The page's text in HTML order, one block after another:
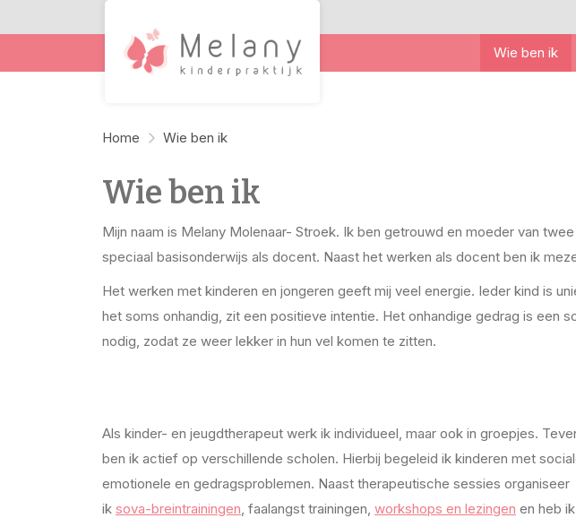
Wie ben ik
Home Wie ben ik
Wie ben ik
Mijn naam is Melany Molenaar- Stroek. Ik ben getrouwd en moeder van
speciaal basisonderwijs als docent. Naast het werken als docent ben ik
Het werken met kinderen en jongeren geeft mij veel energie. Ieder kind is
het soms onhandig, zit een positieve intentie. Het onhandige gedrag is een
nodig, zodat ze weer lekker in hun vel komen te zitten.
Als kinder- en jeugdtherapeut werk ik individueel, maar ook in groepjes.
ben ik actief op verschillende scholen. Hierbij begeleid ik kinderen met
emotionele en gedragsproblemen. Naast therapeutische sessies organiseer
ik sova-breintrainingen, faalangst trainingen, workshops en lezingen en heb ik